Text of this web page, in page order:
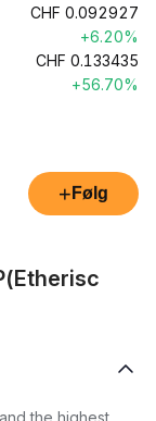
CHF 0.092927
+6.20%
CHF 0.133435
+56.70%
+ Følg
the highest